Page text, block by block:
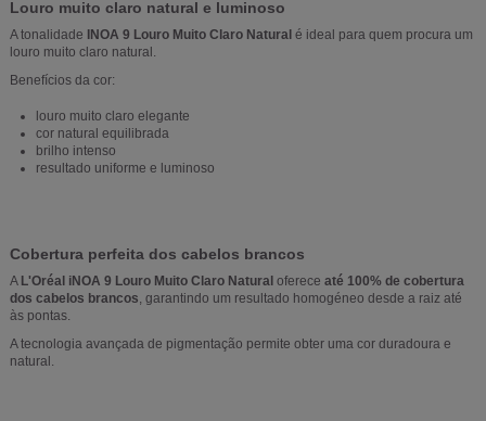
Louro muito claro natural e luminoso
A tonalidade INOA 9 Louro Muito Claro Natural é ideal para quem procura um
louro muito claro natural.
Benefícios da cor:
louro muito claro elegante
cor natural equilibrada
brilho intenso
resultado uniforme e luminoso
Cobertura perfeita dos cabelos brancos
A L'Oréal iNOA 9 Louro Muito Claro Natural oferece até 100% de cobertura
dos cabelos brancos, garantindo um resultado homogéneo desde a raiz até
às pontas.
A tecnologia avançada de pigmentação permite obter uma cor duradoura e
natural.